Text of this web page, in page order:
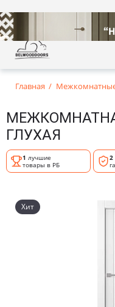
Главная
ГЛУХАЯ
1 лучшие
товары в РБ
2
Хит